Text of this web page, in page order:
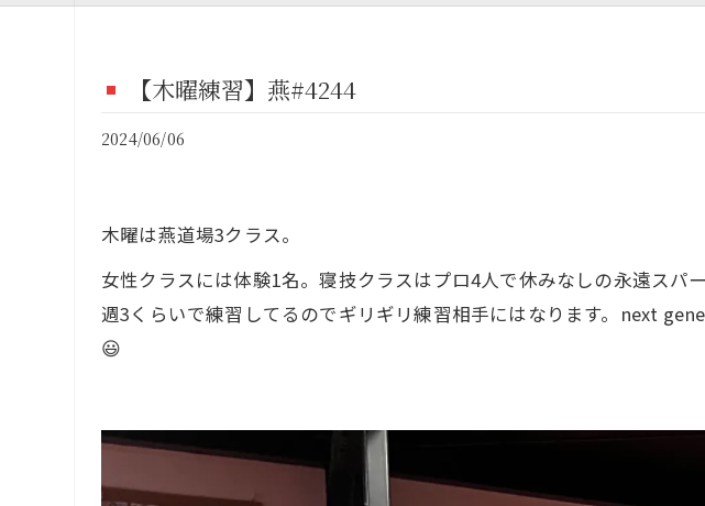
【木曜練習】燕#4244
2024/06/06
木曜は燕道場3クラス。
女性クラスには体験1名。寝技クラスはプロ4人で休みなしの永遠ス
週3くらいで練習してるのでギリギリ練習相手にはなります。next
😃